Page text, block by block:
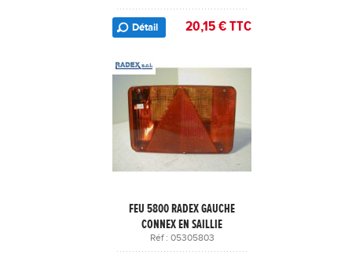
Détail 20,15 € TTC
FEU 5800 RADEX GAUCHE
CONNEX EN SAILLIE
Réf : 05305803